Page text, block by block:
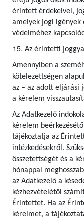
érintett érdekeivel,
amelyek jogi igények
védelméhez
Az érintetti
Amennyiben a
kötelezettségen
az – az adott eljárási
a kérelem
Az Adatkezelő
kérelem
tájékoztatja az
intézkedésekről.
összetettségét és a
hónappal
az Adatkezelő a
kézhezvételétől
Érintettet. Ha az
kérelmet, a